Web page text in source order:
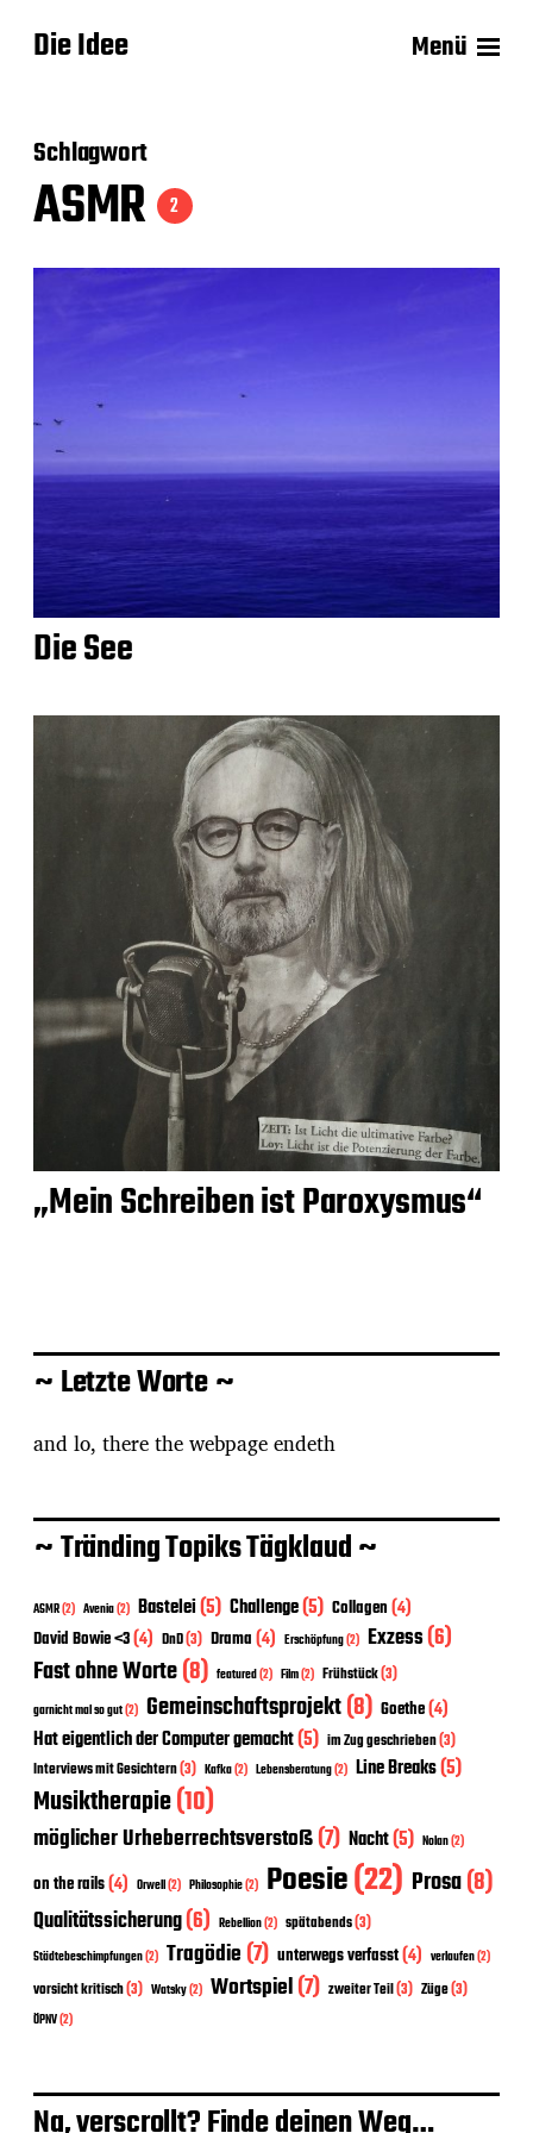
Die Idee Menü
Schlagwort
ASMR 2
Die See
„Mein Schreiben ist Paroxysmus“
~ Letzte Worte ~
and lo, there the webpage endeth
~ Tränding Topiks Tägklaud ~
ASMR(2) Avenia(2) Bastelei(5) Challenge(5) Collagen(4)
David Bowie <3(4) DnD(3) Drama(4) Erschöpfung(2) Exzess(6)
Fast ohne Worte(8) featured(2) Film(2) Frühstück(3)
garnicht mal so gut(2) Gemeinschaftsprojekt(8) Goethe(4)
Hat eigentlich der Computer gemacht(5) im Zug geschrieben(3)
Interviews mit Gesichtern(3) Kafka(2) Lebensberatung(2) Line Breaks(5)
Musiktherapie(10)
möglicher Urheberrechtsverstoß(7) Nacht(5) Nolan(2)
on the rails(4) Orwell(2) Philosophie(2) Poesie(22) Prosa(8)
Qualitätssicherung(6) Rebellion(2) spätabends(3)
Städtebeschimpfungen(2) Tragödie(7) unterwegs verfasst(4) verlaufen(2)
vorsicht kritisch(3) Watsky(2) Wortspiel(7) zweiter Teil(3) Züge(3)
ÖPNV(2)
Na, verscrollt? Finde deinen Weg…